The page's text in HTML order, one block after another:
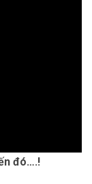
đó….!